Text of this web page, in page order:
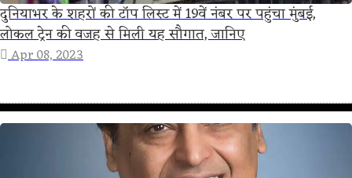
दुनियाभर के शहरों की टॉप लिस्ट में 19वें नंबर पर पहुंचा मुंबई,
लोकल ट्रेन की वजह से मिली यह सौगात, जानिए
Apr 08, 2023